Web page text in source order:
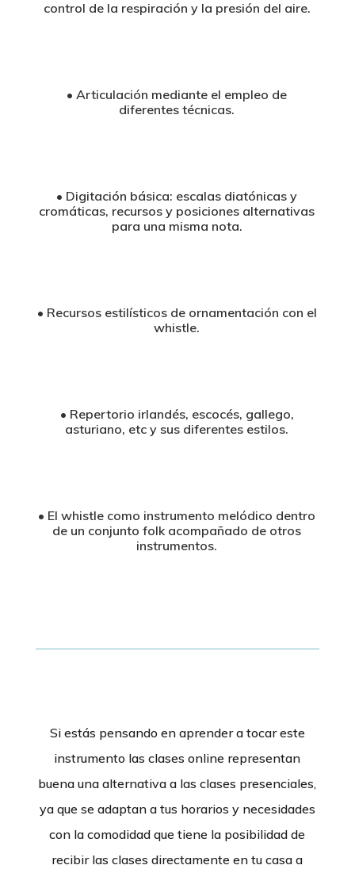
control de la respiración y la presión del aire.
• Articulación mediante el empleo de
diferentes técnicas.
• Digitación básica: escalas diatónicas y
cromáticas, recursos y posiciones alternativas
para una misma nota.
• Recursos estilísticos de ornamentación con el
whistle.
• Repertorio irlandés, escocés, gallego,
asturiano, etc y sus diferentes estilos.
• El whistle como instrumento melódico dentro
de un conjunto folk acompañado de otros
instrumentos.
Si estás pensando en aprender a tocar este
instrumento las clases online representan
buena una alternativa a las clases presenciales,
ya que se adaptan a tus horarios y necesidades
con la comodidad que tiene la posibilidad de
recibir las clases directamente en tu casa a